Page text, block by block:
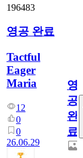
196483
영공 완료
Tactful
Eager
Maria
12
0
0
26.06.29
영
공
완
료